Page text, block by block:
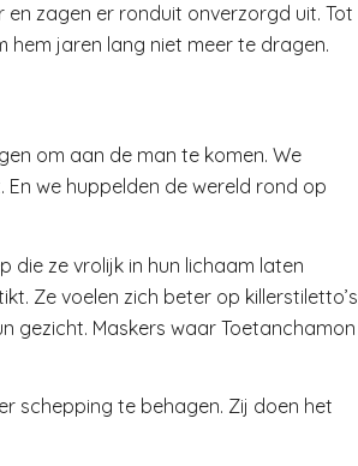
zagen er ronduit onverzorgd uit. Tot
hem jaren lang niet meer te dragen.
om aan de man te komen. We
we huppelden de wereld rond op
die ze vrolijk in hun lichaam laten
Ze voelen zich beter op killerstiletto’s
gezicht. Maskers waar Toetanchamon
schepping te behagen. Zij doen het